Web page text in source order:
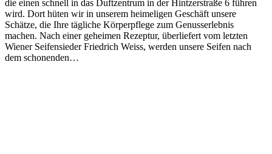
die einen schnell in das Duftzentrum in der Hintzerstraße 6 führen
wird. Dort hüten wir in unserem heimeligen Geschäft unsere
Schätze, die Ihre tägliche Körperpflege zum Genusserlebnis
machen. Nach einer geheimen Rezeptur, überliefert vom letzten
Wiener Seifensieder Friedrich Weiss, werden unsere Seifen nach
dem schonenden…